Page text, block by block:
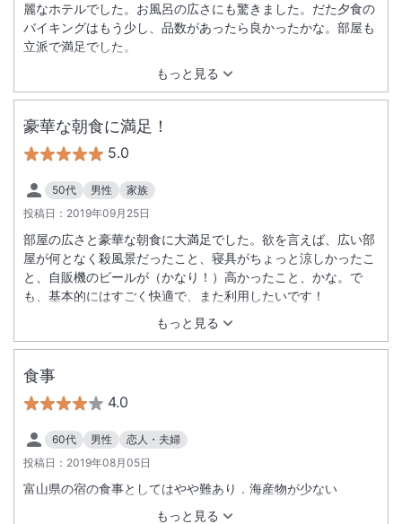
もっと見る
麗なホテルでした。お風呂の広さにも驚きました。だた夕食の
バイキングはもう少し、品数があったら良かったかな。部屋も
立派で満足でした。
豪華な朝食に満足！
5.0
50代 男性
家族
投稿日： 2019年09月25日
もっと見る
部屋の広さと豪華な朝食に大満足でした。欲を言えば、広い部
屋が何となく殺風景だったこと、寝具がちょっと涼しかったこ
と、自販機のビールが（かなり！）高かったこと、かな。で
も、基本的にはすごく快適で、また利用したいです！
食事
4.0
60代 男性
恋人・夫婦
投稿日： 2019年08月05日
もっと見る
富山県の宿の食事としてはやや難あり．海産物が少ない